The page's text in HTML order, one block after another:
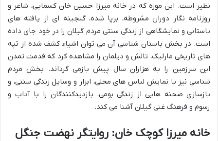
نظیر است. این موزه که در خانه میرزا حسین خان کسمایی، شاعر و
روزنامه نگار دوران مشروطه، برپا شده، گنجینه ای از یافته های
باستانی و نمایشگاهی از زندگی سنتی مردم گیلان را در خود جای داده
است. در بخش باستان شناسی آن می توان اشیاء کشف شده از تپه
های تاریخی مارلیک، تالش و دیلمان را مشاهده کرد که قدمت تمدن
این سرزمین را به هزاران سال پیش بازمی گرداند. بخش مردم
شناسی نیز با نمایش لباس های محلی، ابزار و وسایل زندگی سنتی، و
بازسازی صحنه هایی از زندگی بومی، بازدیدکنندگان را با آداب و
رسوم و فرهنگ غنی گیلان آشنا می کند.
خانه میرزا کوچک خان: روایتگر نهضت جنگل